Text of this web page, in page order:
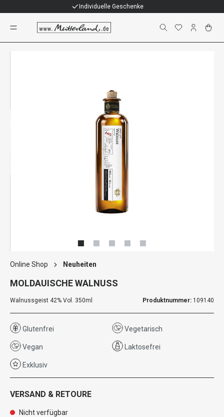
Individuelle Geschenke
Online Shop Neuheiten
MOLDAUISCHE WALNUSS
Walnussgeist 42% Vol. 350ml Produktnummer: 109140
Glutenfrei Vegetarisch
Vegan Laktosefrei
Exklusiv
VERSAND & RETOURE
Nicht verfügbar